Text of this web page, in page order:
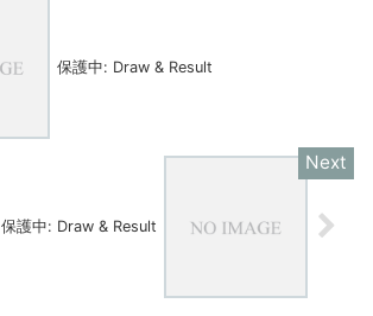
保護中: Draw & Result
保護中: Draw & Result